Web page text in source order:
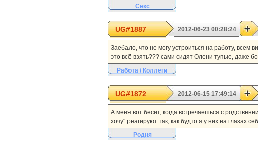
Секс
UG#1887 2012-06-23 00:28:24
Заебало, что не могу устроиться на работу, всем
это всё взять??? сами сидят Олени тупые, даже
Работа / Коллеги
UG#1872 2012-06-15 17:49:14
А меня вот бесит, когда встречаешься с
хочу" реагируют так, как будто я у них на глазах
Родня